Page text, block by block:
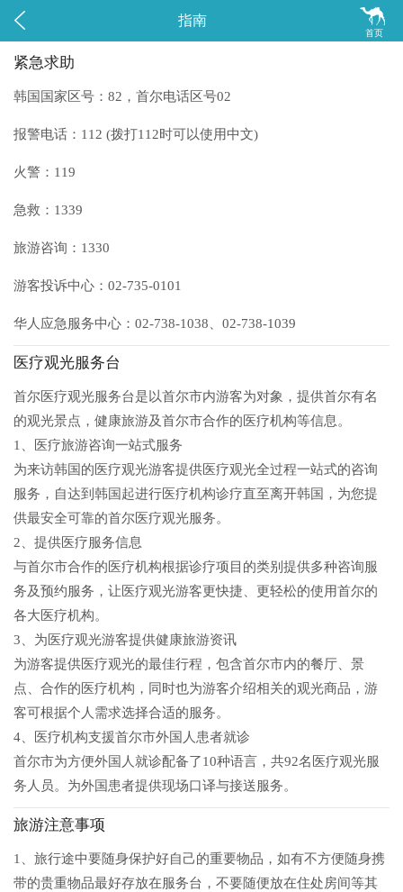
 
首页
指南
紧急求助
韩国国家区号：82，首尔电话区号02
报警电话：112 (拨打112时可以使用中文)
火警：119
急救：1339
旅游咨询：1330
游客投诉中心：02-735-0101
华人应急服务中心：02-738-1038、02-738-1039
医疗观光服务台
首尔医疗观光服务台是以首尔市内游客为对象，提供首尔有名
的观光景点，健康旅游及首尔市合作的医疗机构等信息。
1、医疗旅游咨询一站式服务
为来访韩国的医疗观光游客提供医疗观光全过程一站式的咨询
服务，自达到韩国起进行医疗机构诊疗直至离开韩国，为您提
供最安全可靠的首尔医疗观光服务。
2、提供医疗服务信息
与首尔市合作的医疗机构根据诊疗项目的类别提供多种咨询服
务及预约服务，让医疗观光游客更快捷、更轻松的使用首尔的
各大医疗机构。
3、为医疗观光游客提供健康旅游资讯
为游客提供医疗观光的最佳行程，包含首尔市内的餐厅、景
点、合作的医疗机构，同时也为游客介绍相关的观光商品，游
客可根据个人需求选择合适的服务。
4、医疗机构支援首尔市外国人患者就诊
首尔市为方便外国人就诊配备了10种语言，共92名医疗观光服
务人员。为外国患者提供现场口译与接送服务。
旅游注意事项
1、旅行途中要随身保护好自己的重要物品，如有不方便随身携
带的贵重物品最好存放在服务台，不要随便放在住处房间等其